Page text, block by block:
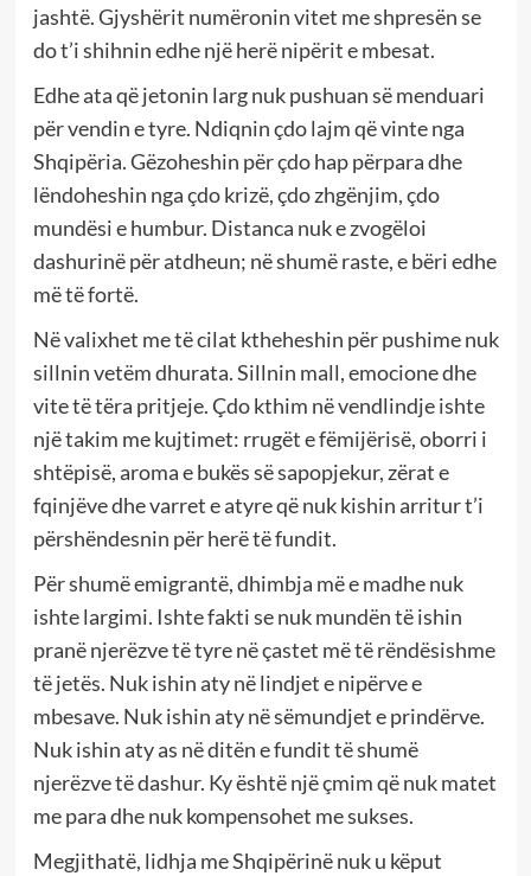
jashtë. Gjyshërit numëronin vitet me shpresën se
do t’i shihnin edhe një herë nipërit e mbesat.
Edhe ata që jetonin larg nuk pushuan së menduari
për vendin e tyre. Ndiqnin çdo lajm që vinte nga
Shqipëria. Gëzoheshin për çdo hap përpara dhe
lëndoheshin nga çdo krizë, çdo zhgënjim, çdo
mundësi e humbur. Distanca nuk e zvogëloi
dashurinë për atdheun; në shumë raste, e bëri edhe
më të fortë.
Në valixhet me të cilat ktheheshin për pushime nuk
sillnin vetëm dhurata. Sillnin mall, emocione dhe
vite të tëra pritjeje. Çdo kthim në vendlindje ishte
një takim me kujtimet: rrugët e fëmijërisë, oborri i
shtëpisë, aroma e bukës së sapopjekur, zërat e
fqinjëve dhe varret e atyre që nuk kishin arritur t’i
përshëndesnin për herë të fundit.
Për shumë emigrantë, dhimbja më e madhe nuk
ishte largimi. Ishte fakti se nuk mundën të ishin
pranë njerëzve të tyre në çastet më të rëndësishme
të jetës. Nuk ishin aty në lindjet e nipërve e
mbesave. Nuk ishin aty në sëmundjet e prindërve.
Nuk ishin aty as në ditën e fundit të shumë
njerëzve të dashur. Ky është një çmim që nuk matet
me para dhe nuk kompensohet me sukses.
Megjithatë, lidhja me Shqipërinë nuk u këput